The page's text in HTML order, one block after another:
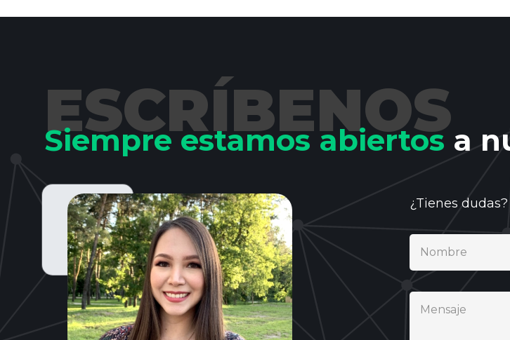
ESCRÍBENOS
Siempre estamos abiertosa
¿Tienes
Nombre
Mensaje